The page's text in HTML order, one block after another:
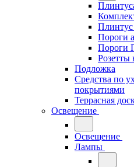
Плинтус
Пороги
Пороги
Розетты
Подложка
Средства по
покрытиями
Террасная
Освещение
Освещение
Лампы